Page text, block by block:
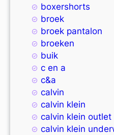
boxershorts
broek
broek pantalon
broeken
buik
c en a
c&a
calvin
calvin klein
calvin klein outlet
calvin klein